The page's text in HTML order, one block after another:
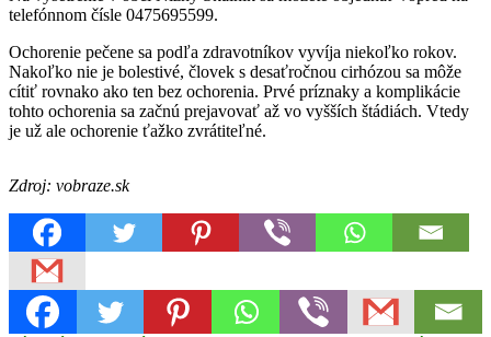
telefónnom čísle 0475695599.
Ochorenie pečene sa podľa zdravotníkov vyvíja niekoľko rokov.
Nakoľko nie je bolestivé, človek s desaťročnou cirhózou sa môže
cítiť rovnako ako ten bez ochorenia. Prvé príznaky a komplikácie
tohto ochorenia sa začnú prejavovať až vo vyšších štádiách. Vtedy
je už ale ochorenie ťažko zvrátiteľné.
Zdroj: vobraze.sk